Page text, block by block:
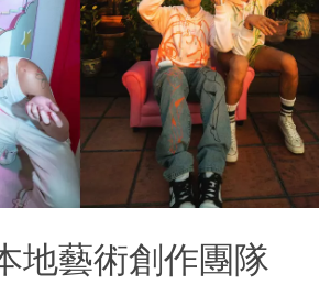
地藝術創作團隊